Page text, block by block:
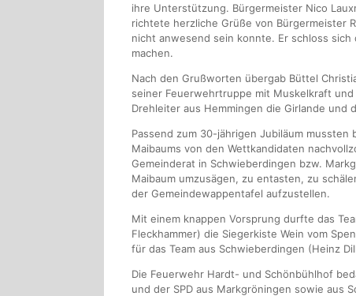
ihre Unterstützung. Bürgermeister Nico
richtete herzliche Grüße von Bürgermeister
nicht anwesend sein konnte. Er schloss sich
machen.
Nach den Grußworten übergab Büttel
seiner Feuerwehrtruppe mit Muskelkraft
Drehleiter aus Hemmingen die Girlande und
Passend zum 30-jährigen Jubiläum
Maibaums von den Wettkandidaten
Gemeinderat in Schwieberdingen bzw.
Maibaum umzusägen, zu entasten, zu
der Gemeindewappentafel aufzustellen.
Mit einem knappen Vorsprung durfte das
Fleckhammer) die Siegerkiste Wein vom
für das Team aus Schwieberdingen (Heinz
Die Feuerwehr Hardt- und Schönbühlhof
und der SPD aus Markgröningen sowie aus